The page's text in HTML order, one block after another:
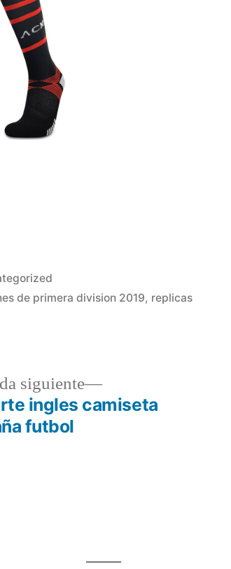
de primera division 2019, replicas
siguiente
Entrada
siguiente:
ingles camiseta
futbol